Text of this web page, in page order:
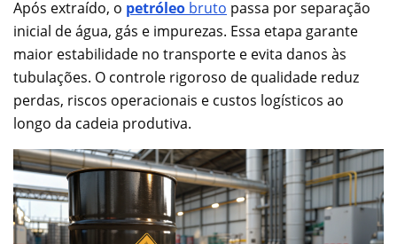
Após extraído, o petróleo bruto passa por separação
inicial de água, gás e impurezas. Essa etapa garante
maior estabilidade no transporte e evita danos às
tubulações. O controle rigoroso de qualidade reduz
perdas, riscos operacionais e custos logísticos ao
longo da cadeia produtiva.